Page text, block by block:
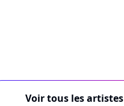
Voir tous les artistes